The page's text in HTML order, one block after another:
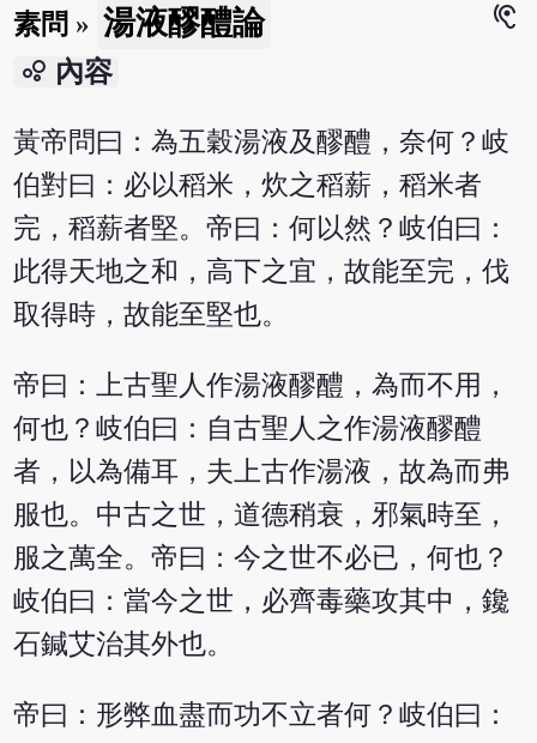
素問 » 湯液醪醴論
hearing
bubble_chart 內容
黃帝問曰：為五穀湯液及醪醴，奈何？岐
伯對曰：必以稻米，炊之稻薪，稻米者
完，稻薪者堅。帝曰：何以然？岐伯曰：
此得天地之和，高下之宜，故能至完，伐
取得時，故能至堅也。
帝曰：上古聖人作湯液醪醴，為而不用，
何也？岐伯曰：自古聖人之作湯液醪醴
者，以為備耳，夫上古作湯液，故為而弗
服也。中古之世，道德稍衰，邪氣時至，
服之萬全。帝曰：今之世不必已，何也？
岐伯曰：當今之世，必齊毒藥攻其中，鑱
石鍼艾治其外也。
帝曰：形弊血盡而功不立者何？岐伯曰：